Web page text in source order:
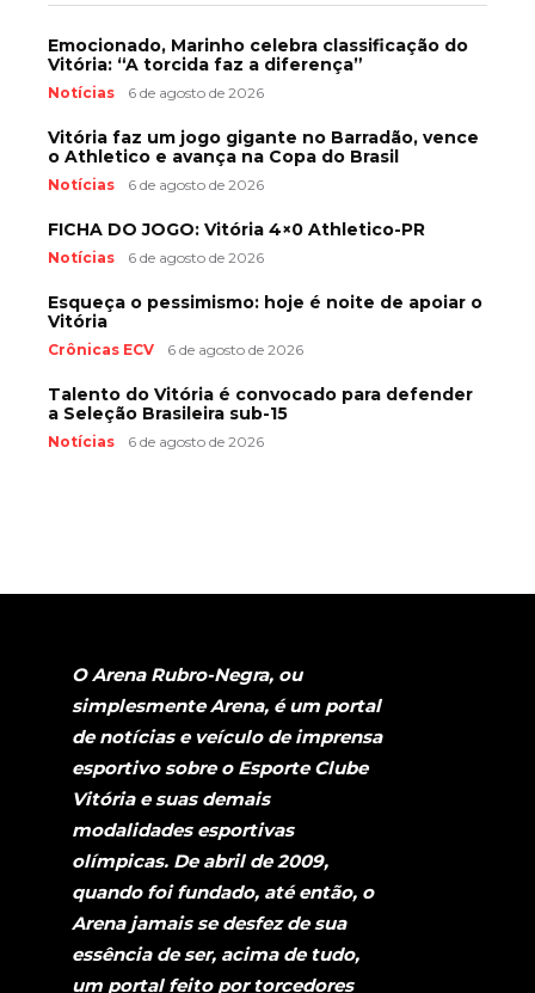
Emocionado, Marinho celebra classificação do
Vitória: “A torcida faz a diferença”
Notícias 6 de agosto de 2026
Vitória faz um jogo gigante no Barradão, vence
o Athletico e avança na Copa do Brasil
Notícias 6 de agosto de 2026
FICHA DO JOGO: Vitória 4×0 Athletico-PR
Notícias 6 de agosto de 2026
Esqueça o pessimismo: hoje é noite de apoiar o
Vitória
Crônicas ECV 6 de agosto de 2026
Talento do Vitória é convocado para defender
a Seleção Brasileira sub-15
Notícias 6 de agosto de 2026
O Arena Rubro-Negra, ou
simplesmente Arena, é um portal
de notícias e veículo de imprensa
esportivo sobre o Esporte Clube
Vitória e suas demais
modalidades esportivas
olímpicas. De abril de 2009,
quando foi fundado, até então, o
Arena jamais se desfez de sua
essência de ser, acima de tudo,
um portal feito por torcedores